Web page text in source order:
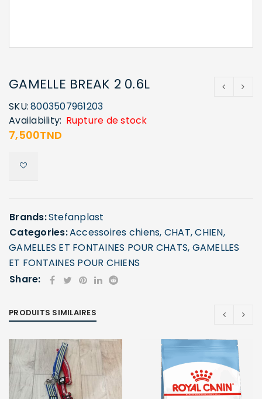
GAMELLE BREAK 2 0.6L
SKU:8003507961203
Availability: Rupture de stock
7,500TND
Brands:Stefanplast
Categories:Accessoires chiens, CHAT,CHIEN,
GAMELLES ET FONTAINES POUR CHATS, GAMELLES
ET FONTAINES POUR CHIENS
Share:
PRODUITS SIMILAIRES